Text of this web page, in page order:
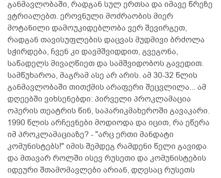
განმავლობაში, რადგან სულ ერთსა და იმავე წრეზე
ვტრიალებთ. ეროვნული მოძრაობის მიერ
მოტანილი დამოუკიდებლობა ვერ შევირგეთ,
რადგან თავისუფლების დაცვას მუდმივი ბრძოლა
სჭირდება, ჩვენ კი დავმშვიდდით, გვეგონა,
საწადელს მივაღწიეთ და სამშვიდობოს გავედით.
სამწუხაროა, მაგრამ ასე არ არის. ამ 30-32 წლის
განმავლობაში თითქმის არაფერი შეცვლილა... ამ
დღეებში ვიხსენებდი: პირველი პროკლამაცია
ოპერის თეატრის წინ, საპარიკმახეროში გავაკარი.
1990 წლის არჩევნები მოდიოდა და იცით, რა ეწერა
იმ პროკლამაციაზე? - "არც ერთი მანდატი
კომუნისტებს!" იმის შემდეგ რამდენი წელი გავიდა
და მთავარ როლში ისევ რუსეთი და კომუნისტების
იდეური შთამომავლები არიან, დღესაც რუსეთს